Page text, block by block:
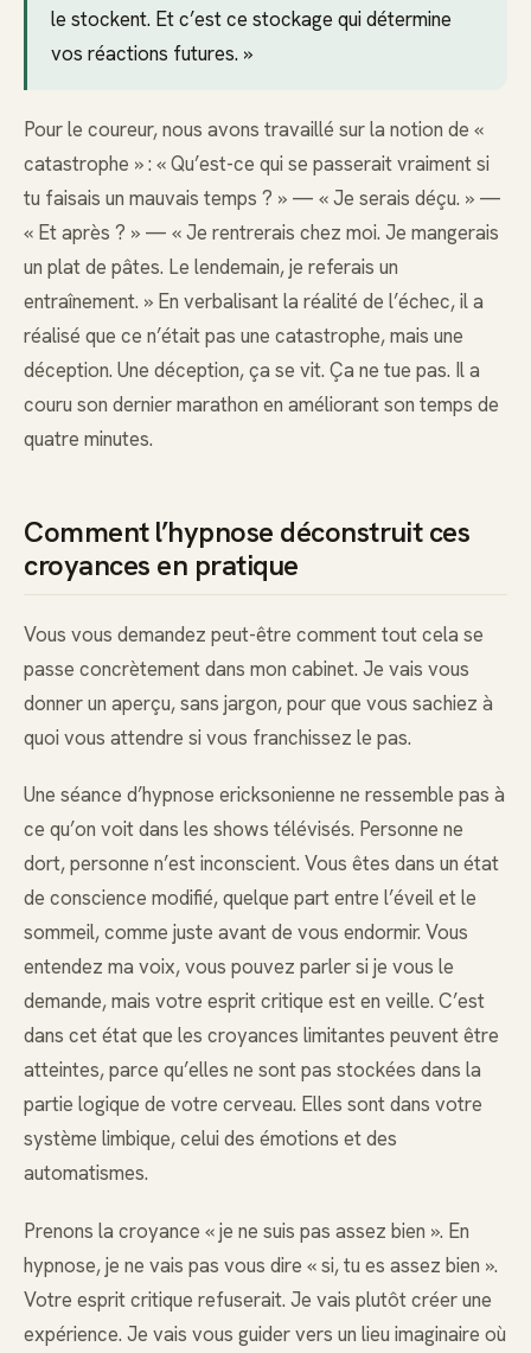
le stockent. Et c’est ce stockage qui détermine
vos réactions futures. »
Pour le coureur, nous avons travaillé sur la notion de «
catastrophe » : « Qu’est-ce qui se passerait vraiment si
tu faisais un mauvais temps ? » — « Je serais déçu. » —
« Et après ? » — « Je rentrerais chez moi. Je mangerais
un plat de pâtes. Le lendemain, je referais un
entraînement. » En verbalisant la réalité de l’échec, il a
réalisé que ce n’était pas une catastrophe, mais une
déception. Une déception, ça se vit. Ça ne tue pas. Il a
couru son dernier marathon en améliorant son temps de
quatre minutes.
Comment l’hypnose déconstruit ces
croyances en pratique
Vous vous demandez peut-être comment tout cela se
passe concrètement dans mon cabinet. Je vais vous
donner un aperçu, sans jargon, pour que vous sachiez à
quoi vous attendre si vous franchissez le pas.
Une séance d’hypnose ericksonienne ne ressemble pas à
ce qu’on voit dans les shows télévisés. Personne ne
dort, personne n’est inconscient. Vous êtes dans un état
de conscience modifié, quelque part entre l’éveil et le
sommeil, comme juste avant de vous endormir. Vous
entendez ma voix, vous pouvez parler si je vous le
demande, mais votre esprit critique est en veille. C’est
dans cet état que les croyances limitantes peuvent être
atteintes, parce qu’elles ne sont pas stockées dans la
partie logique de votre cerveau. Elles sont dans votre
système limbique, celui des émotions et des
automatismes.
Prenons la croyance « je ne suis pas assez bien ». En
hypnose, je ne vais pas vous dire « si, tu es assez bien ».
Votre esprit critique refuserait. Je vais plutôt créer une
expérience. Je vais vous guider vers un lieu imaginaire où